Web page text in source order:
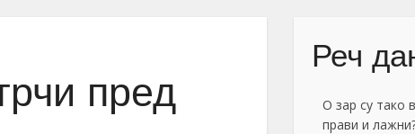
пред
Реч
О зар су тако
прави и